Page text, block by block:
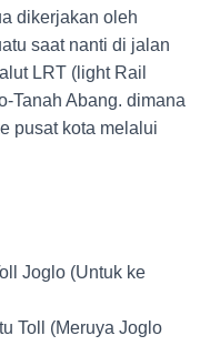
dikerjakan oleh
saat nanti di jalan
LRT (light Rail
Tanah Abang. dimana
pusat kota melalui
Joglo (Untuk ke
Toll (Meruya Joglo